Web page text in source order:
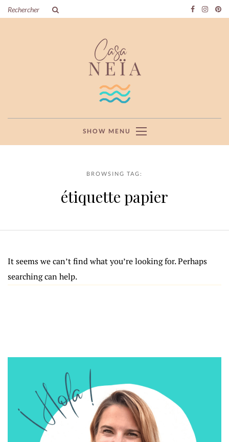
SHOW MENU
BROWSING TAG:
étiquette papier
It seems we can’t find what you’re looking for. Perhaps
searching can help.